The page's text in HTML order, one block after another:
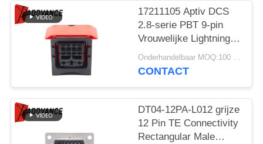
17211105 Aptiv DCS
2.8-serie PBT 9-pin
Vrouwelijke Lightning
FCI-connector
Onderhandelbaar MOQ:100 EENHEDEN
CONTACT
DT04-12PA-L012 grijze
12 Pin TE Connectivity
Rectangular Male